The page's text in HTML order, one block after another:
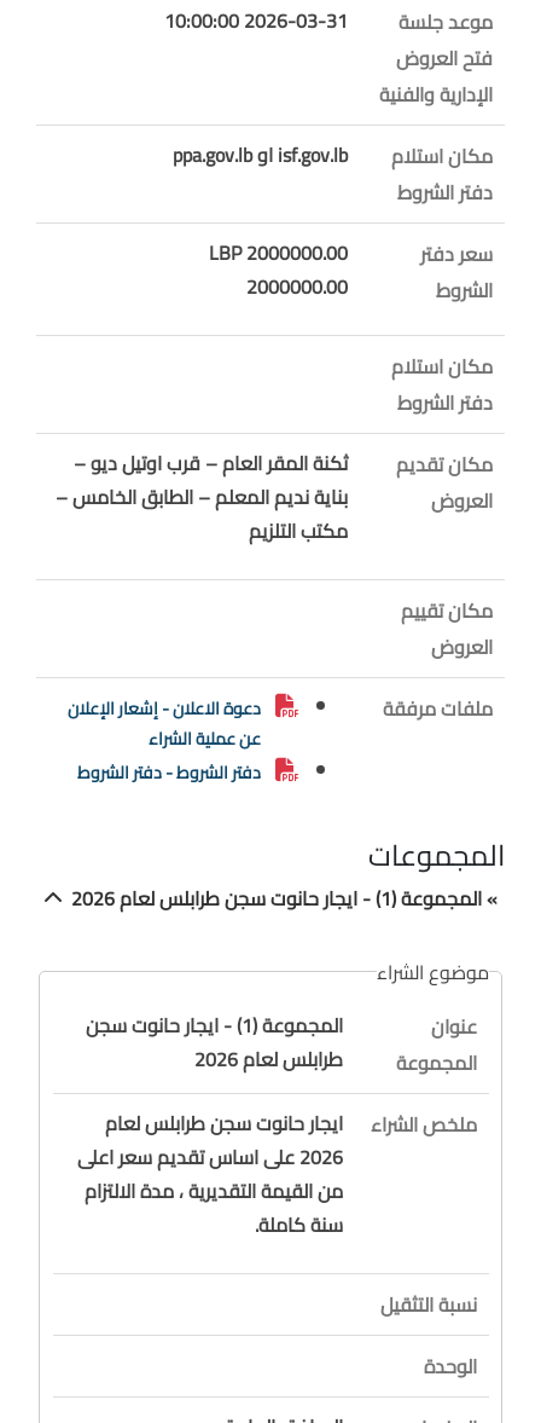
موعد جلسة
فتح العروض
الإدارية والفنية
2026-03-31 10:00:00
مكان استلام
دفتر الشروط
isf.gov.lb او ppa.gov.lb
سعر دفتر
الشروط
2000000.00 LBP
2000000.00
مكان استلام
دفتر الشروط
مكان تقديم
العروض
ثكنة المقر العام – قرب اوتيل ديو –
بناية نديم المعلم – الطابق الخامس –
مكتب التلزيم
مكان تقييم
العروض
ملفات مرفقة
دعوة الاعلان - إشعار الإعلان
عن عملية الشراء
دفتر الشروط - دفتر الشروط
المجموعات
» المجموعة (1) - ايجار حانوت سجن طرابلس لعام 2026
موضوع الشراء
عنوان
المجموعة
المجموعة (1) - ايجار حانوت سجن
طرابلس لعام 2026
ملخص الشراء
ايجار حانوت سجن طرابلس لعام
2026 على اساس تقديم سعر اعلى
من القيمة التقديرية ، مدة الالتزام
سنة كاملة.
نسبة التثقيل
الوحدة